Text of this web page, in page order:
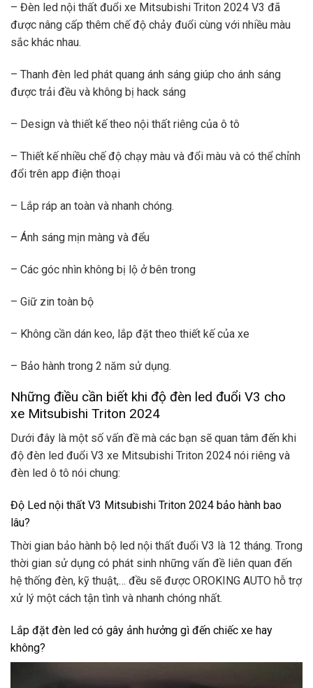
– Đèn led nội thất đuổi xe Mitsubishi Triton 2024 V3 đã
được nâng cấp thêm chế độ chảy đuổi cùng với nhiều màu
sắc khác nhau.
– Thanh đèn led phát quang ánh sáng giúp cho ánh sáng
được trải đều và không bị hack sáng
– Design và thiết kế theo nội thất riêng của ô tô
– Thiết kế nhiều chế độ chạy màu và đổi màu và có thể chỉnh
đổi trên app điện thoại
– Lắp ráp an toàn và nhanh chóng.
– Ánh sáng mịn màng và đểu
– Các góc nhìn không bị lộ ở bên trong
– Giữ zin toàn bộ
– Không cần dán keo, lắp đặt theo thiết kế của xe
– Bảo hành trong 2 năm sử dụng.
Những điều cần biết khi độ đèn led đuổi V3 cho
xe Mitsubishi Triton 2024
Dưới đây là một số vấn đề mà các bạn sẽ quan tâm đến khi
độ đèn led đuổi V3 xe Mitsubishi Triton 2024 nói riêng và
đèn led ô tô nói chung:
Độ Led nội thất V3 Mitsubishi Triton 2024 bảo hành bao
lâu?
Thời gian bảo hành bộ led nội thất đuổi V3 là 12 tháng. Trong
thời gian sử dụng có phát sinh những vấn đề liên quan đến
hệ thống đèn, kỹ thuật,… đều sẽ được OROKING AUTO hỗ trợ
xử lý một cách tận tình và nhanh chóng nhất.
Lắp đặt đèn led có gây ảnh hưởng gì đến chiếc xe hay
không?